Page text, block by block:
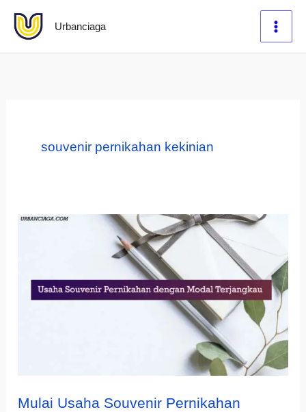
Lewati
konten
Urbanciaga
souvenir pernikahan kekinian
Mulai Usaha Souvenir Pernikahan